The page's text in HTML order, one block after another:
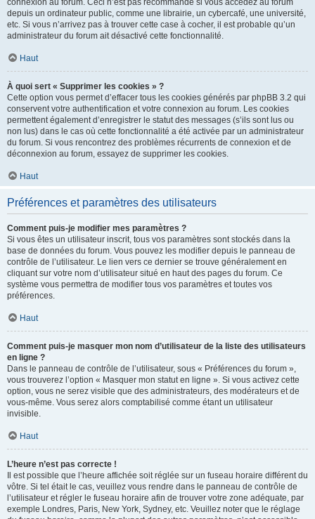
connexion au forum. Ceci n’est pas recommandé si vous accédez au forum
depuis un ordinateur public, comme une librairie, un cybercafé, une université,
etc. Si vous n’arrivez pas à trouver cette case à cocher, il est probable qu’un
administrateur du forum ait désactivé cette fonctionnalité.
Haut
À quoi sert « Supprimer les cookies » ?
Cette option vous permet d’effacer tous les cookies générés par phpBB 3.2 qui
conservent votre authentification et votre connexion au forum. Les cookies
permettent également d’enregistrer le statut des messages (s’ils sont lus ou
non lus) dans le cas où cette fonctionnalité a été activée par un administrateur
du forum. Si vous rencontrez des problèmes récurrents de connexion et de
déconnexion au forum, essayez de supprimer les cookies.
Haut
Préférences et paramètres des utilisateurs
Comment puis-je modifier mes paramètres ?
Si vous êtes un utilisateur inscrit, tous vos paramètres sont stockés dans la
base de données du forum. Vous pouvez les modifier depuis le panneau de
contrôle de l’utilisateur. Le lien vers ce dernier se trouve généralement en
cliquant sur votre nom d’utilisateur situé en haut des pages du forum. Ce
système vous permettra de modifier tous vos paramètres et toutes vos
préférences.
Haut
Comment puis-je masquer mon nom d’utilisateur de la liste des utilisateurs
en ligne ?
Dans le panneau de contrôle de l’utilisateur, sous « Préférences du forum »,
vous trouverez l’option « Masquer mon statut en ligne ». Si vous activez cette
option, vous ne serez visible que des administrateurs, des modérateurs et de
vous-même. Vous serez alors comptabilisé comme étant un utilisateur
invisible.
Haut
L’heure n’est pas correcte !
Il est possible que l’heure affichée soit réglée sur un fuseau horaire différent du
vôtre. Si tel était le cas, veuillez vous rendre dans le panneau de contrôle de
l’utilisateur et régler le fuseau horaire afin de trouver votre zone adéquate, par
exemple Londres, Paris, New York, Sydney, etc. Veuillez noter que le réglage